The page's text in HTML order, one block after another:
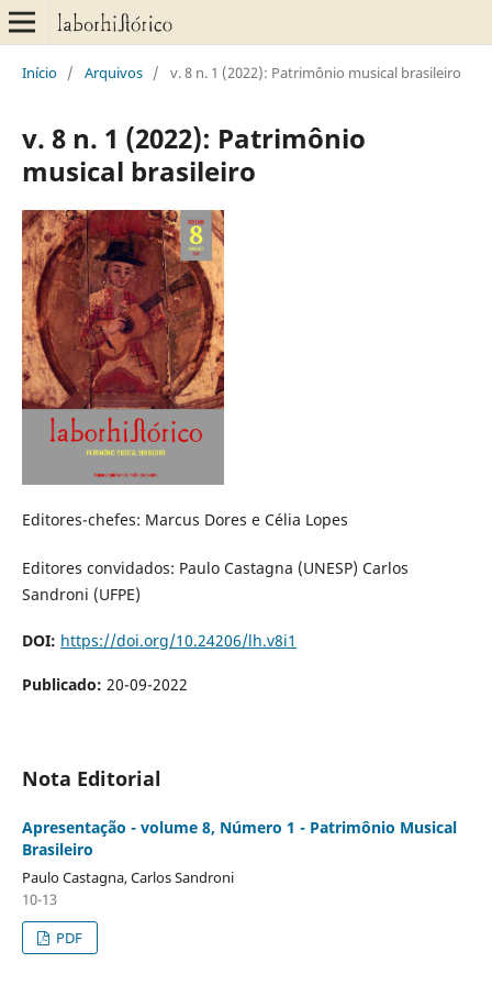
Início / Arquivos / v. 8 n. 1 (2022): Patrimônio musical brasileiro
v. 8 n. 1 (2022): Patrimônio
musical brasileiro
Editores-chefes: Marcus Dores e Célia Lopes
Editores convidados: Paulo Castagna (UNESP) Carlos
Sandroni (UFPE)
DOI: https://doi.org/10.24206/lh.v8i1
Publicado: 20-09-2022
Nota Editorial
Apresentação - volume 8, Número 1 - Patrimônio Musical
Brasileiro
Paulo Castagna, Carlos Sandroni
10-13
PDF